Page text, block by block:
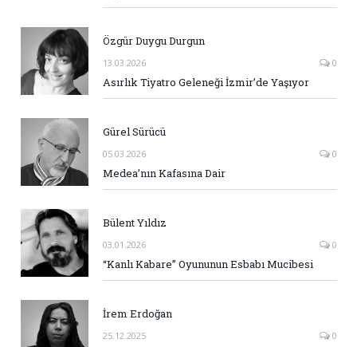
Özgür Duygu Durgun
13.03.2026 0
Asırlık Tiyatro Geleneği İzmir’de Yaşıyor
Gürel Sürücü
05.03.2026 0
Medea’nın Kafasına Dair
Bülent Yıldız
03.01.2026 0
“Kanlı Kabare” Oyununun Esbabı Mucibesi
İrem Erdoğan
25.12.2025 0